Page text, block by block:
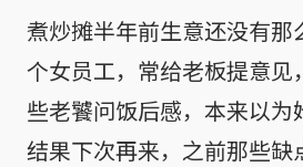
煮炒摊半年前生意还没有那
个女员工，常给老板提意见
些老饕问饭后感，本来以为
结果下次再来，之前那些缺